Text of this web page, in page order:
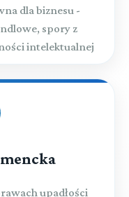
dla biznesu -
spory z
intelektualnej
upadłości